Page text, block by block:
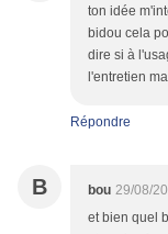
ton idée
bidou cela
dire si à
l'entretien
Répondre
B bou 29/08/
et bien quel